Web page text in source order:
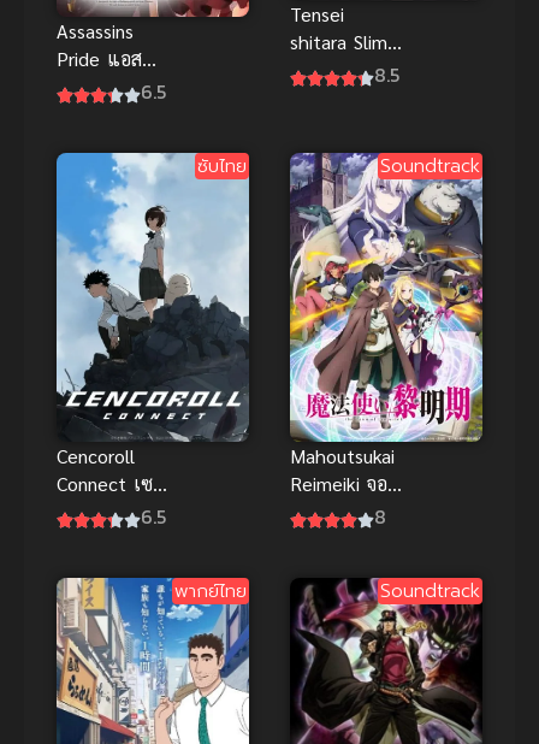
Assassins
Pride แอส
แซสซินส์ ไพ
6.5
Tensei
shitara Slime
Datta Ken
เกิดใหม่เป็น
สไลม์ ฝันแห่ง
โคลีอัส
8.5
ซับไทย
Cencoroll
Connect เซน
โครอล คอน6.5
Soundtrack
Mahoutsukai
Reimeiki จอม
เวทแห่ง
8
พากย์ไทย Soundtrack